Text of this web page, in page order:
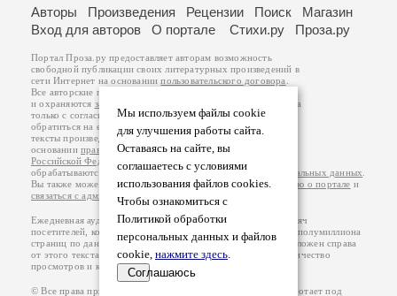
Мы используем файлы cookie
для улучшения работы сайта.
Оставаясь на сайте, вы
соглашаетесь с условиями
использования файлов cookies.
Чтобы ознакомиться с
Политикой обработки
персональных данных и файлов
cookie, нажмите здесь.
Соглашаюсь
Авторы Произведения Рецензии Поиск
Магазин
Вход для авторов
О портале Стихи.ру Проза.ру
Портал Проза.ру предоставляет авторам возможность
свободной публикации своих литературных произведений в
сети Интернет на основаниипользовательского договора
Все авторские права на произведения принадлежат авторам
и охраняются законом
. Перепечатка произведений возможна
только с согласия его автора, к которому вы можете
обратиться на его авторской странице. Ответственность за
тексты произведений авторы несут самостоятельно на
основанииправил публикацииизаконодательства
Российской Федерации
обрабатываются на основанииПолитики обработки персональных данных
Вы также можете посмотреть более подробнуюинформацию о портале и
связаться с администрацией
Ежедневная аудитория портала Проза.ру – порядка 100 тысяч
посетителей, которые в общей сумме просматривают более полумиллиона
страниц по данным счетчика посещаемости, который расположен справа
от этого текста. В каждой графе указано по две цифры: количество
просмотров и количество посетителей.
© Все права принадлежат авторам, 2000-2026. Портал работает под